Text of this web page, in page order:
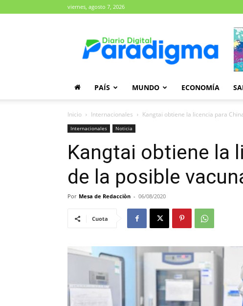
viernes, agosto 7, 2026
Paradigma
PAÍS MUNDO ECONOMÍA
Inicio Internacionales Kangtai obtiene la licencia para
Internacionales Noticia
Kangtai obtiene la
de la posible
Por Mesa de Redacciòn - 06/08/2020
Cuota